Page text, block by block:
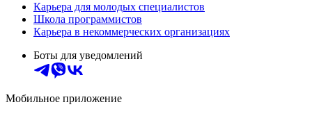
Карьера для молодых специалистов
Школа программистов
Карьера в некоммерческих организациях
Боты для уведомлений
Мобильное приложение